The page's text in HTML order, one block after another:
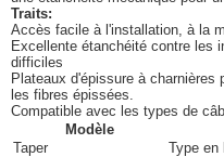
Traits:
Accès facile à l'installation, à la
Excellente étanchéité contre les
difficiles
Plateaux d'épissure à charnières
les fibres épissées.
Compatible avec les types de
Modèle
Taper
Type en